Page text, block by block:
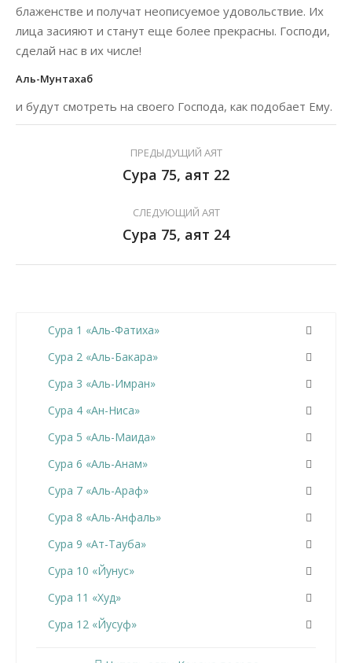
блаженстве и получат неописуемое удовольствие. Их
лица засияют и станут еще более прекрасны. Господи,
сделай нас в их числе!
Аль-Мунтахаб
и будут смотреть на своего Господа, как подобает Ему.
ПРЕДЫДУЩИЙ АЯТ
Сура 75, аят 22
СЛЕДУЮЩИЙ АЯТ
Сура 75, аят 24
Сура 1 «Аль-Фатиха»
Сура 2 «Аль-Бакара»
Сура 3 «Аль-Имран»
Сура 4 «Ан-Ниса»
Сура 5 «Аль-Маида»
Сура 6 «Аль-Анам»
Сура 7 «Аль-Араф»
Сура 8 «Аль-Анфаль»
Сура 9 «Ат-Тауба»
Сура 10 «Йунус»
Сура 11 «Худ»
Сура 12 «Йусуф»